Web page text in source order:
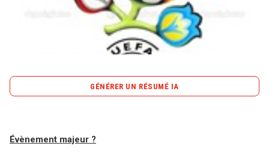
GÉNÉRER UN RÉSUMÉ IA
possibilité de désigner des événements sportifs
Évènement majeur ?